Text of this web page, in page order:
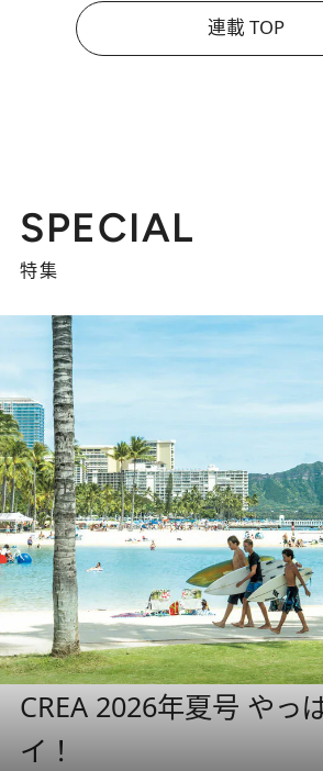
連載 TOP
SPECIAL
特集
CREA 2026年夏号 やっ
イ！